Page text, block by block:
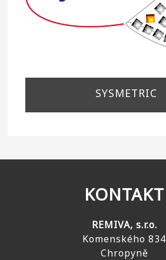
SYSMETRIC
KONTAKT
REMIVA, s.r.o.
Komenského 834
Chropyně